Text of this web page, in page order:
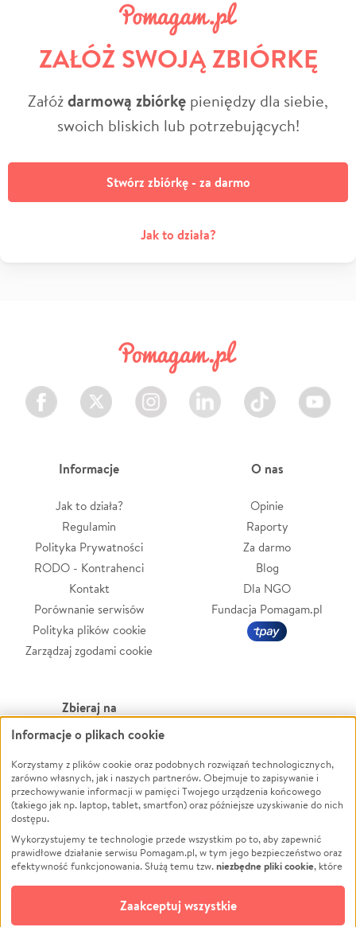
ZAŁÓŻ SWOJĄ ZBIÓRKĘ
Załóżdarmową zbiórkę pieniędzy dla siebie,
swoich bliskich lub potrzebujących!
Stwórz zbiórkę - za darmo
Jak to działa?
Facebook Twitter Instagram LinkedIn TikTok Youtube
Informacje
Jak to działa?
Regulamin
Polityka Prywatności
RODO - Kontrahenci
Kontakt
Porównanie serwisów
Polityka plików cookie
Zarządzaj zgodami cookie
O nas
Opinie
Raporty
Za darmo
Blog
Dla NGO
Fundacja Pomagam.pl
Zbieraj na
Leczenie
Zwierzęta
Pożar
Ukraina
Pomoc Finansowa
Projekty
Pogrzeb
Społeczność lokalna
Powódź
Wichura
NGO
Edukacja
Podróż
Impreza
Ochrona środowiska
Informacje o plikach cookie
Korzystamy z plików cookie oraz podobnych rozwiązań technologicznych,
zarówno własnych, jak i naszych partnerów. Obejmuje to zapisywanie i
przechowywanie informacji w pamięci Twojego urządzenia końcowego
(takiego jak np. laptop, tablet, smartfon) oraz późniejsze uzyskiwanie do nich
dostępu.
Wykorzystujemy te technologie przede wszystkim po to, aby zapewnić
prawidłowe działanie serwisu Pomagam.pl, w tym jego bezpieczeństwo oraz
efektywność funkcjonowania. Służą temu tzw.niezbędne pliki cookie, które
opcjonalnych plików cookie
technologii do celów analitycznych i retargetingowych. Możesz wyrazić
Zaakceptuj wszystkie